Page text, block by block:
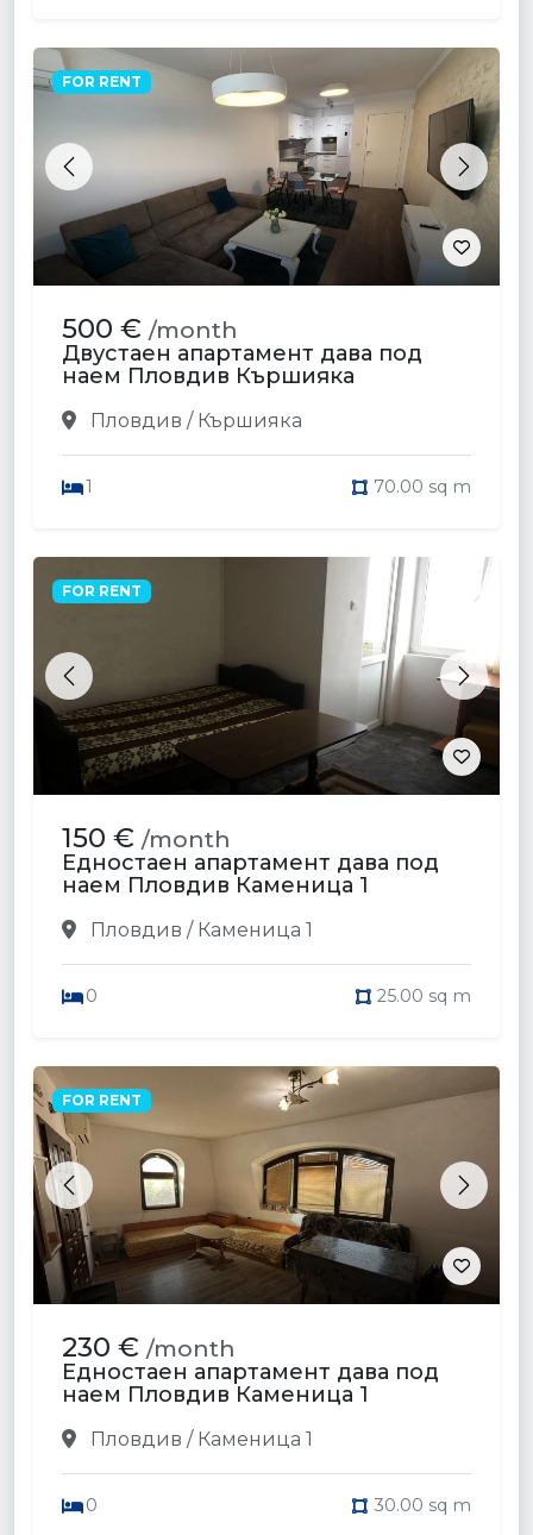
Previous Next
FOR RENT
500 € /month
Двустаен апартамент дава под
наем Пловдив Кършияка
Пловдив / Кършияка
1 70.00 sq m
Previous Next
FOR RENT
150 € /month
Едностаен апартамент дава под
наем Пловдив Каменица 1
Пловдив / Каменица 1
0 25.00 sq m
Previous Next
FOR RENT
230 € /month
Едностаен апартамент дава под
наем Пловдив Каменица 1
Пловдив / Каменица 1
0 30.00 sq m